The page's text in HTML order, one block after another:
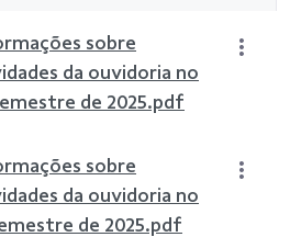
sobre
da ouvidoria no
de 2025.pdf
sobre
da ouvidoria no
de 2025.pdf